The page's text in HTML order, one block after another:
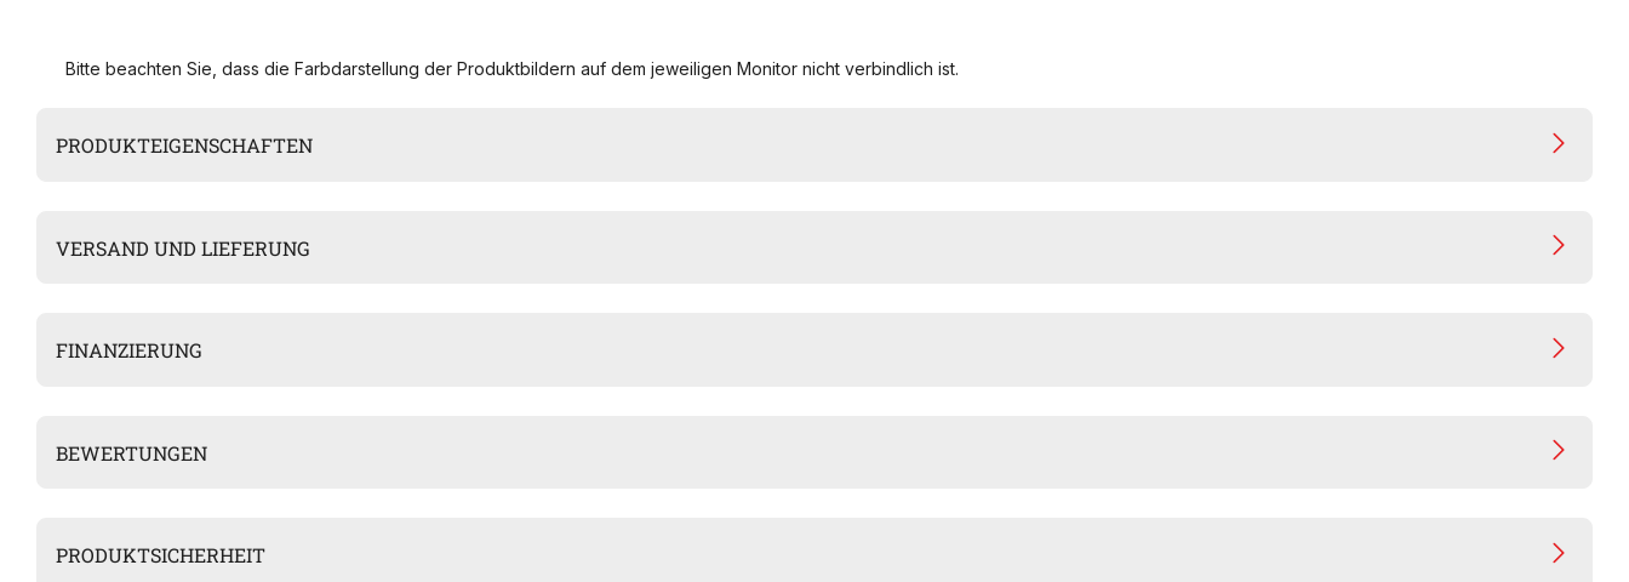
Bitte beachten Sie, dass die Farbdarstellung der Produktbildern auf dem jeweiligen Monitor nicht verbindlich ist.
PRODUKTEIGENSCHAFTEN
VERSAND UND LIEFERUNG
FINANZIERUNG
BEWERTUNGEN
PRODUKTSICHERHEIT